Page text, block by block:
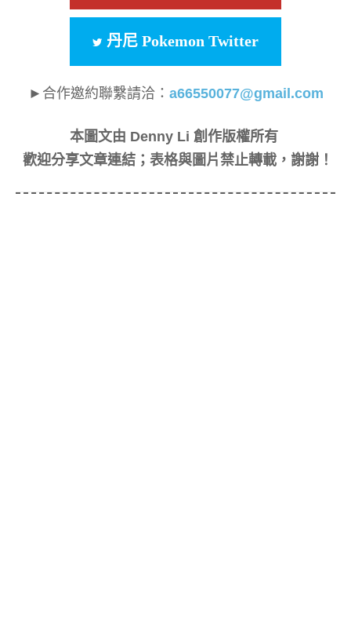
丹尼 Pokemon Twitter
►合作邀約聯繫請洽： a66550077@gmail.com
本圖文由 Denny Li 創作版權所有
歡迎分享文章連結；表格與圖片禁止轉載，謝謝！